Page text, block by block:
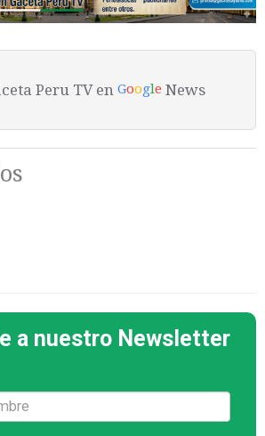
Peru TV en Google News
a nuestro Newsletter